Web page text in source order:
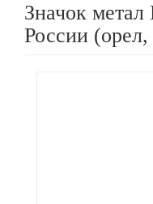
Значок
России